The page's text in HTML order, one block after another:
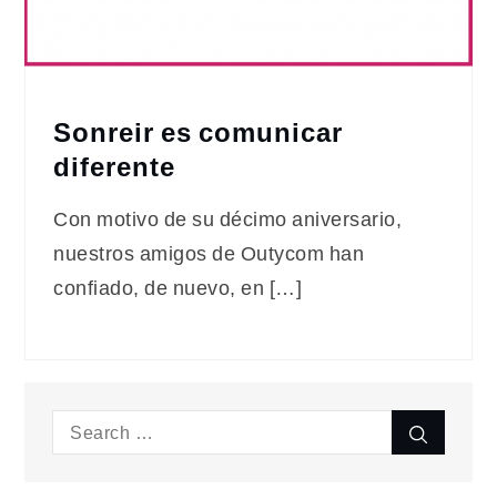
Sonreir es comunicar
diferente
Con motivo de su décimo aniversario,
nuestros amigos de Outycom han
confiado, de nuevo, en […]
Search